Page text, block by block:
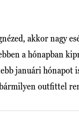
akkor nagy
a hónapban
januári hónapot
outfittel